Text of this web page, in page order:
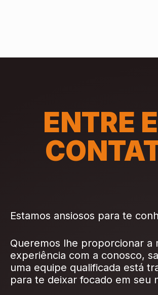
ENTRE
Estamos ansiosos para te
Queremos lhe proporcionar a
experiência com a conosco,
uma equipe qualificada está
para te deixar focado em seu